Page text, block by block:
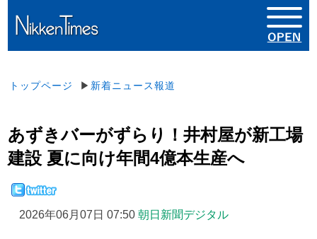
トップページ ▶ 新着ニュース報道
あずきバーがずらり！井村屋が新工場
建設 夏に向け年間4億本生産へ
2026年06月07日 07:50 朝日新聞デジタル